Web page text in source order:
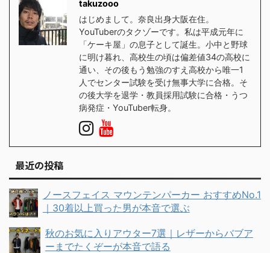
takuzooo
はじめまして。奈良出身大阪在住。
YouTuberのタクゾーです。私は平成元年に
「ケーキ屋」の息子として誕生。小中と野球
に明け暮れ、高校生の頃は偏差値34の高校に
通い、その後もう勉強のすえ高校から唯一1
人でセンター試験を受け無事大学に合格。そ
の後大学を退学・教員採用試験に合格・うつ
病発症・YouTuber転身。
最近の投稿
ノースフェイス マウンテンパーカー おすすめNo.1
｜30着以上買った男が本音で選ぶ
秋のお気に入りアウター7選｜レザーからバブア
ーまでたくぞーが本音で語る